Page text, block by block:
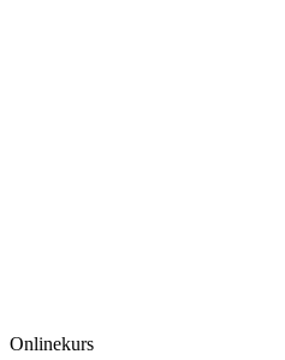
Onlinekurs